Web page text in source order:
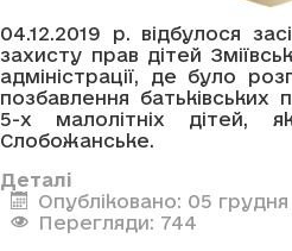
04.12.2019 р. відбулося
захисту прав дітей
адміністрації, де було
позбавлення батьківських
5-х малолітніх дітей,
Слобожанське.
Деталі
Опубліковано: 05 грудня
Перегляди: 744